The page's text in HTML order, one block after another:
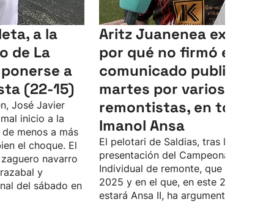
a la
de La
a
(22-15)
José Javier
inicio a la
menos a más
el choque. El
navarro
y
del sábado en
Aritz Juanenea explica
por qué no firmó el
comunicado publicado
martes por varios
remontistas, en torno a
Imanol Ansa
El pelotari de Saldias, tras la
presentación del Campeonato
Individual de remonte, que ganó en
2025 y en el que, en este 2026, no
estará Ansa II, ha argumentado por